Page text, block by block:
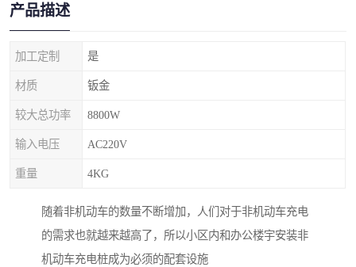
产品描述
加工定制 是
材质 钣金
较大总功率 8800W
输入电压 AC220V
重量 4KG
随着非机动车的数量不断增加，人们对于非机动车充电
的需求也就越来越高了，所以小区内和办公楼宇安装非
机动车充电桩成为必须的配套设施